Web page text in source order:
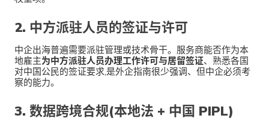
2. 中方派驻人员的签证与许可
中企出海普遍需要派驻管理或技术骨干。服务商能否作为本
地雇主为中方派驻人员办理工作许可与居留签证、熟悉各国
对中国公民的签证要求,是外企指南很少强调、但中企必须考
察的能力。
3. 数据跨境合规(本地法 + 中国 PIPL)